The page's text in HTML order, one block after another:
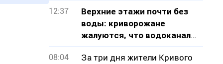
12:37
Верхние этажи почти без
воды: криворожане
жалуются, что водоканал
не признает проблему
08:04
За три дня жители Кривого